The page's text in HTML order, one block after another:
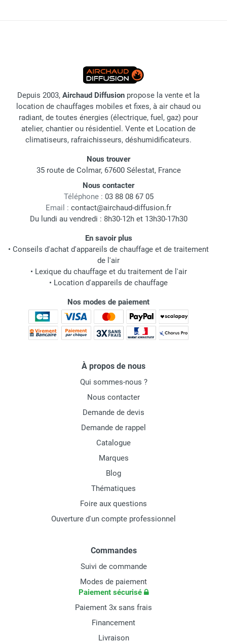
Depuis 2003, Airchaud Diffusion propose la vente et la
location de chauffages mobiles et fixes, à air chaud ou
radiant, de toutes énergies (électrique, fuel, gaz) pour
atelier, chantier ou résidentiel. Vente et Location de
climatiseurs, rafraichisseurs, déshumidificateurs.
Nous trouver
35 route de Colmar, 67600 Sélestat, France
Nous contacter
Téléphone : 03 88 08 67 05
Email : contact@airchaud-diffusion.fr
Du lundi au vendredi : 8h30-12h et 13h30-17h30
En savoir plus
• Conseils d'achat d'appareils de chauffage et de traitement
de l'air
• Lexique du chauffage et du traitement de l'air
• Location d'appareils de chauffage
Nos modes de paiement
À propos de nous
Qui sommes-nous ?
Nous contacter
Demande de devis
Demande de rappel
Catalogue
Marques
Blog
Thématiques
Foire aux questions
Ouverture d'un compte professionnel
Commandes
Suivi de commande
Modes de paiement
Paiement sécurisé
Paiement 3x sans frais
Financement
Livraison